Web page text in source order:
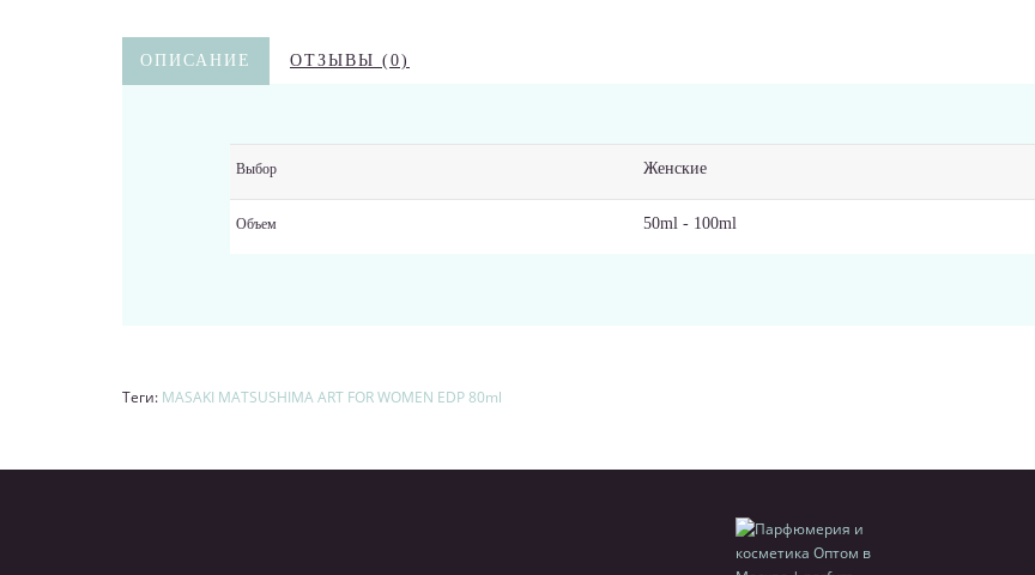
ОПИСАНИЕ ОТЗЫВЫ (0)
Выбор Женские
Объем 50ml - 100ml
Теги: MASAKI MATSUSHIMA ART FOR WOMEN EDP 80ml